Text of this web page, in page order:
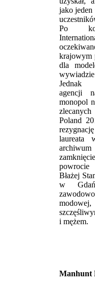
jako jeden
Po
krajowym
dla
Jednak
agencji
monopol
Poland
laureata
Błażej
w
i mężem.
Manhunt